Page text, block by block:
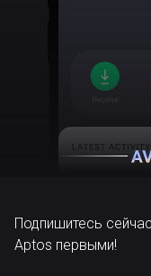
Подпишитесь
Aptos первыми!